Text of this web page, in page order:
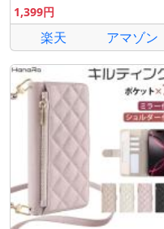
1,399円
楽天 アマゾン